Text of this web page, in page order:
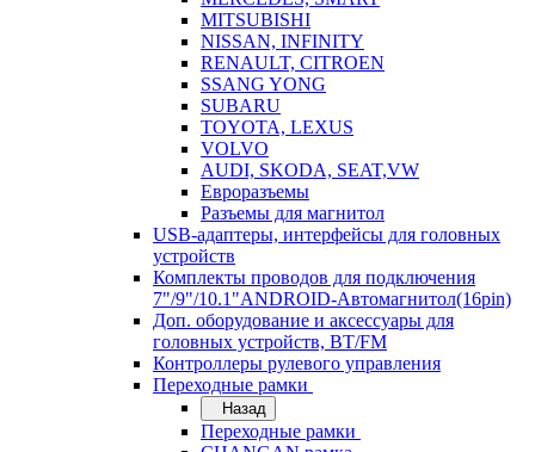
MITSUBISHI
NISSAN, INFINITY
RENAULT, CITROEN
SSANG YONG
SUBARU
TOYOTA, LEXUS
VOLVO
AUDI, SKODA, SEAT,VW
Евроразъемы
Разъемы для магнитол
USB-адаптеры, интерфейсы для головных
устройств
Комплекты проводов для подключения
7"/9"/10.1"ANDROID-Автомагнитол(16pin)
Доп. оборудование и аксессуары для
головных устройств, BT/FM
Контроллеры рулевого управления
Переходные рамки
Назад
Переходные рамки